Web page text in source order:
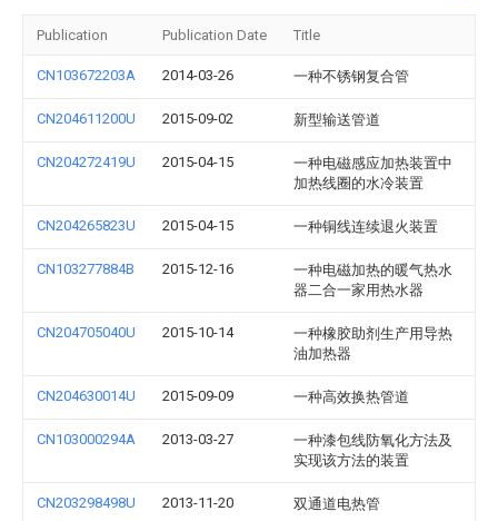
Publication Publication Date Title
CN103672203A 2014-03-26 一种不锈钢复合管
CN204611200U 2015-09-02 新型输送管道
CN204272419U 2015-04-15
一种电磁感应加热装置中
加热线圈的水冷装置
CN204265823U 2015-04-15 一种铜线连续退火装置
CN103277884B 2015-12-16
一种电磁加热的暖气热水
器二合一家用热水器
CN204705040U 2015-10-14
一种橡胶助剂生产用导热
油加热器
CN204630014U 2015-09-09 一种高效换热管道
CN103000294A 2013-03-27
一种漆包线防氧化方法及
实现该方法的装置
CN203298498U 2013-11-20 双通道电热管